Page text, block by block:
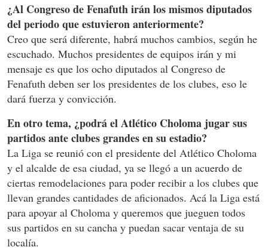
¿Al Congreso de Fenafuth irán los mismos diputados
del periodo que estuvieron anteriormente?
Creo que será diferente, habrá muchos cambios, según he
escuchado. Muchos presidentes de equipos irán y mi
mensaje es que los ocho diputados al Congreso de
Fenafuth deben ser los presidentes de los clubes, eso le
dará fuerza y convicción.
En otro tema, ¿podrá el Atlético Choloma jugar sus
partidos ante clubes grandes en su estadio?
La Liga se reunió con el presidente del Atlético Choloma
y el alcalde de esa ciudad, ya se llegó a un acuerdo de
ciertas remodelaciones para poder recibir a los clubes que
llevan grandes cantidades de aficionados. Acá la Liga está
para apoyar al Choloma y queremos que jueguen todos
sus partidos en su cancha y puedan sacar ventaja de su
localía.